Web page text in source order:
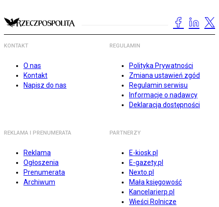
KONTAKT
O nas
Kontakt
Napisz do nas
REGULAMIN
Polityka Prywatności
Zmiana ustawień zgód
Regulamin serwisu
Informacje o nadawcy
Deklaracja dostępności
REKLAMA I PRENUMERATA
Reklama
Ogłoszenia
Prenumerata
Archiwum
PARTNERZY
E-kiosk.pl
E-gazety.pl
Nexto.pl
Mała księgowość
Kancelarierp.pl
Wieści Rolnicze